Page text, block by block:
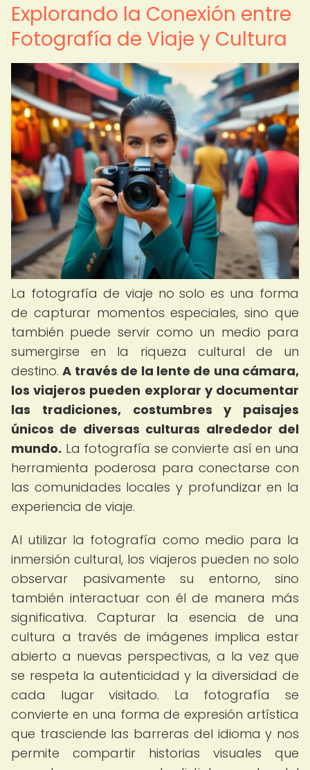
Explorando la Conexión entre
Fotografía de Viaje y Cultura
La fotografía de viaje no solo es una forma
de capturar momentos especiales, sino que
también puede servir como un medio para
sumergirse en la riqueza cultural de un
destino.A través de la lente de una cámara,
los viajeros pueden explorar y documentar
las tradiciones, costumbres y paisajes
únicos de diversas culturas alrededor del
mundo. La fotografía se convierte así en una
herramienta poderosa para conectarse con
las comunidades locales y profundizar en la
experiencia de viaje.
Al utilizar la fotografía como medio para la
inmersión cultural, los viajeros pueden no solo
observar pasivamente su entorno, sino
también interactuar con él de manera más
significativa. Capturar la esencia de una
cultura a través de imágenes implica estar
abierto a nuevas perspectivas, a la vez que
se respeta la autenticidad y la diversidad de
cada lugar visitado. La fotografía se
convierte en una forma de expresión artística
que trasciende las barreras del idioma y nos
permite compartir historias visuales que